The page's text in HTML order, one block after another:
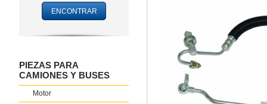
PIEZAS PARA
CAMIONES Y BUSES
Motor